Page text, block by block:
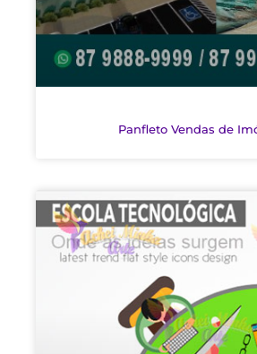
Panfleto Vendas de